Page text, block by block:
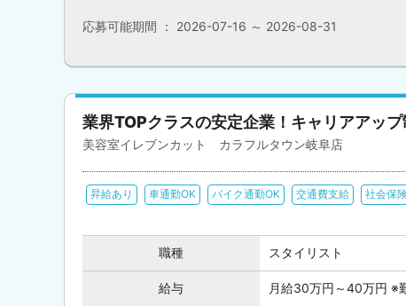
応募可能期間 ： 2026-07-16 ～ 2026-08-31
業界TOPクラスの安定企業！キャリアアッ
美容室イレブンカット カラフルタウン岐阜店
昇給あり 車通勤OK バイク通勤OK 交通費支給 社会保
職種 スタイリスト
給与 月給30万円～40万円 ※